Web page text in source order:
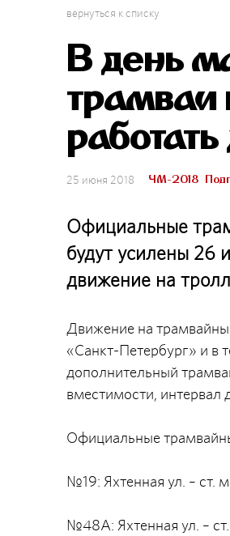
вернуться к списку
В день
трамваи
25 июня 2018 ЧМ-2018
Официальные
будут усилены 26
движение на
Движение на
«Санкт-Петербург» и в
дополнительный
вместимости, интервал
Официальные
№19: Яхтенная ул. – ст.
№48А: Яхтенная ул. –